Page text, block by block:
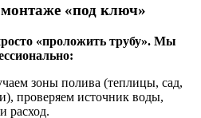
«под ключ»
«проложить трубу». Мы
зоны полива (теплицы, сад,
проверяем источник воды,
расход.